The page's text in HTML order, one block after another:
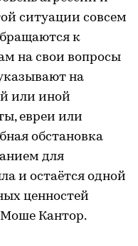
ситуации совсем
к
на свои вопросы
на
или иной
евреи или
обстановка
для
и остаётся одной
ценностей
Моше Кантор.